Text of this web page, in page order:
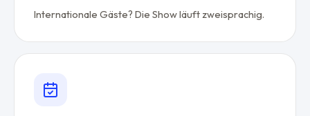
Internationale Gäste? Die Show läuft zweisprachig.